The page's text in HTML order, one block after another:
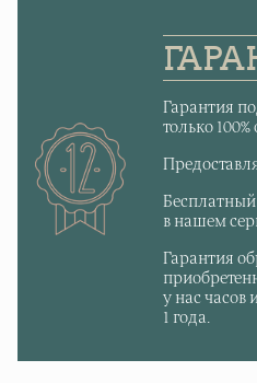
Гарантия
только
в нашем
Гарантия
у нас часов
1 года.